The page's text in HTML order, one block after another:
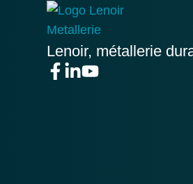
Lenoir, métallerie